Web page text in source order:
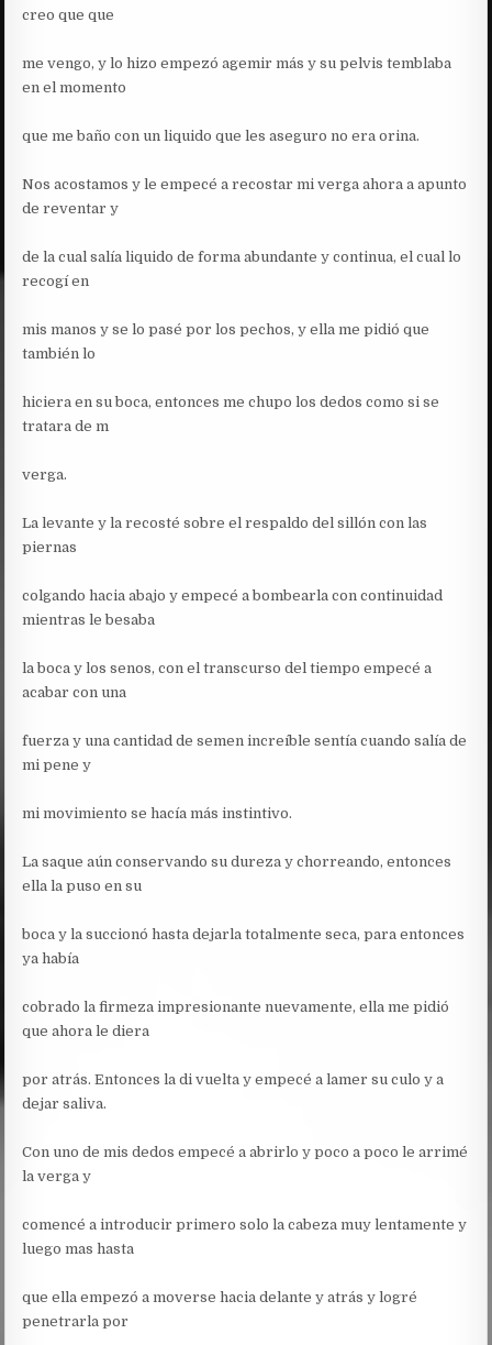
creo que que
me vengo, y lo hizo empezó agemir más y su pelvis temblaba
en el momento
que me baño con un liquido que les aseguro no era orina.
Nos acostamos y le empecé a recostar mi verga ahora a apunto
de reventar y
de la cual salía liquido de forma abundante y continua, el cual lo
recogí en
mis manos y se lo pasé por los pechos, y ella me pidió que
también lo
hiciera en su boca, entonces me chupo los dedos como si se
tratara de m
verga.
La levante y la recosté sobre el respaldo del sillón con las
piernas
colgando hacia abajo y empecé a bombearla con continuidad
mientras le besaba
la boca y los senos, con el transcurso del tiempo empecé a
acabar con una
fuerza y una cantidad de semen increíble sentía cuando salía de
mi pene y
mi movimiento se hacía más instintivo.
La saque aún conservando su dureza y chorreando, entonces
ella la puso en su
boca y la succionó hasta dejarla totalmente seca, para entonces
ya había
cobrado la firmeza impresionante nuevamente, ella me pidió
que ahora le diera
por atrás. Entonces la di vuelta y empecé a lamer su culo y a
dejar saliva.
Con uno de mis dedos empecé a abrirlo y poco a poco le arrimé
la verga y
comencé a introducir primero solo la cabeza muy lentamente y
luego mas hasta
que ella empezó a moverse hacia delante y atrás y logré
penetrarla por